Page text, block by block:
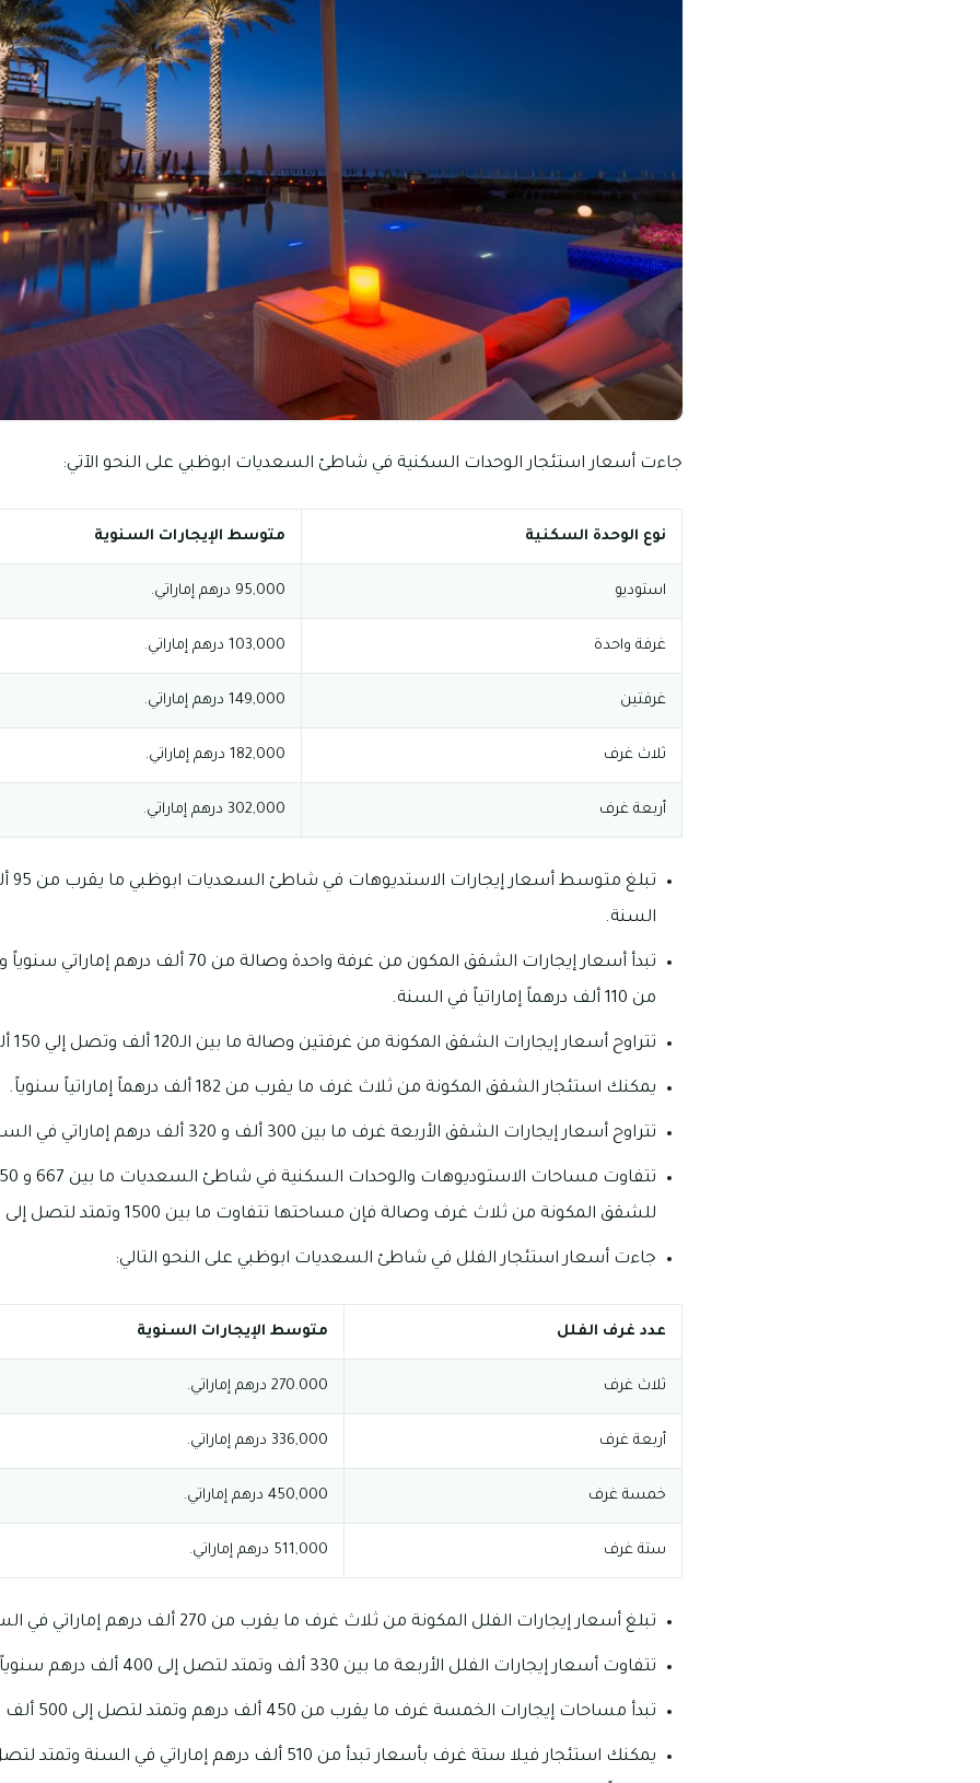
جاءت أسعار استئجار الوحدات السكنية في شاطئ السعديات ابوظبي على النحو الآتي:
نوع الوحدة السكنية متوسط الإيجارات السنوية
استوديو 95,000 درهم إماراتي.
غرفة واحدة 103,000 درهم إماراتي.
غرفتين 149,000 درهم إماراتي.
ثلاث غرف 182,000 درهم إماراتي.
أربعة غرف 302,000 درهم إماراتي.
السنة.
تبدأ أسعار إيجارات الشقق المكون من غرفة واحدة
من 110 ألف درهماً إماراتياً في السنة.
تتراوح أسعار إيجارات الشقق المكونة من غرفتين وصالة ما بين الـ120 ألف وتصل إلي 150 ألف درهم إماراتي.
يمكنك استئجار الشقق المكونة من ثلاث غرف ما يقرب من 182 ألف درهماً إماراتياً سنوياً.
تتراوح أسعار إيجارات الشقق الأربعة غرف ما بين 300 ألف و 320 ألف درهم إماراتي في السنة.
للشقق المكونة من ثلاث غرف وصالة فإن مساحتها تتفاوت ما بين 1500 وتمتد لتصل إلى 1765 قدم.
جاءت أسعار استئجار الفلل في شاطئ السعديات ابوظبي على النحو التالي:
عدد غرف الفلل متوسط الإيجارات السنوية
ثلاث غرف 270.000 درهم إماراتي.
أربعة غرف 336,000 درهم إماراتي.
خمسة غرف 450,000 درهم إماراتي.
ستة غرف 511,000 درهم إماراتي.
تبلغ أسعار إيجارات الفلل المكونة من ثلاث غرف ما يقرب من 270 ألف درهم إماراتي في السنة.
تتفاوت أسعار إيجارات الفلل الأربعة ما بين 330 ألف وتمتد لتصل إلى 400 ألف درهم سنوياً.
تبدأ مساحات إيجارات الخمسة غرف ما يقرب من 450 ألف درهم وتمتد لتصل إلى 500 ألف درهم إماراتي سنوياً.